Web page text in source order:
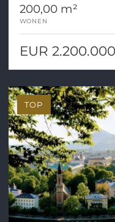
200,00 m²
WONEN
EUR 2.200.000
TOP